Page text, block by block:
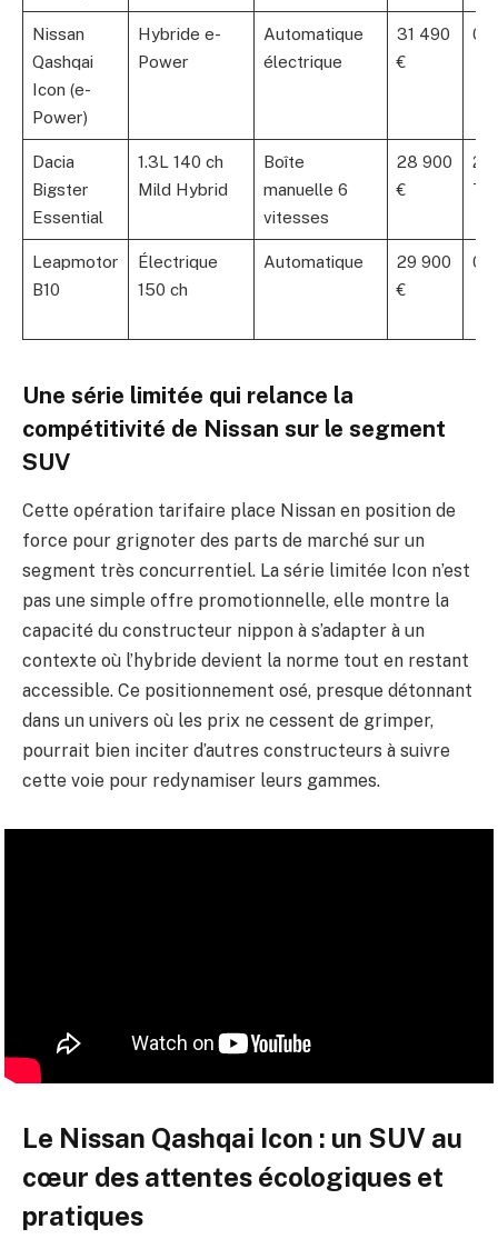
Nissan
Qashqai
Icon (e-
Power)
Hybride e-
Power
Automatique
électrique
31 490
€
0 €
Dacia
Bigster
Essential
1.3L 140 ch
Mild Hybrid
Boîte
manuelle 6
vitesses
28 900
€
2
Leapmotor
B10
Électrique
150 ch
Automatique
29 900
€
0 €
Une série limitée qui relance la
compétitivité de Nissan sur le segment
SUV
Cette opération tarifaire place Nissan en position de
force pour grignoter des parts de marché sur un
segment très concurrentiel. La série limitée Icon n’est
pas une simple offre promotionnelle, elle montre la
capacité du constructeur nippon à s’adapter à un
contexte où l’hybride devient la norme tout en restant
accessible. Ce positionnement osé, presque détonnant
dans un univers où les prix ne cessent de grimper,
pourrait bien inciter d’autres constructeurs à suivre
cette voie pour redynamiser leurs gammes.
Le Nissan Qashqai Icon : un SUV au
cœur des attentes écologiques et
pratiques